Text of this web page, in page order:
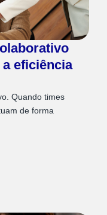
eficiência
Quando times
de forma